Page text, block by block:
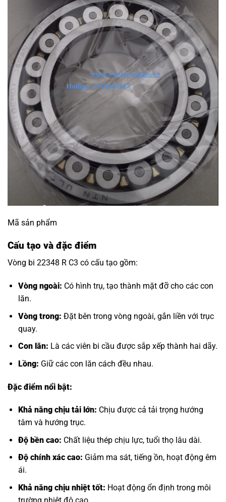
Mã sản phẩm
Cấu tạo và đặc điểm
Vòng bi 22348 R C3 có cấu tạo gồm:
Vòng ngoài: Có hình trụ, tạo thành mặt đỡ cho các con
lăn.
Vòng trong: Đặt bên trong vòng ngoài, gắn liền với trục
quay.
Con lăn: Là các viên bi cầu được sắp xếp thành hai dãy.
Lồng: Giữ các con lăn cách đều nhau.
Đặc điểm nổi bật:
Khả năng chịu tải lớn: Chịu được cả tải trọng hướng
tâm và hướng trục.
Độ bền cao: Chất liệu thép chịu lực, tuổi thọ lâu dài.
Độ chính xác cao: Giảm ma sát, tiếng ồn, hoạt động êm
ái.
Khả năng chịu nhiệt tốt: Hoạt động ổn định trong môi